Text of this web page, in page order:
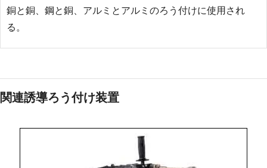
銅と銅、鋼と銅、アルミとアルミのろう付けに使用され
る。
関連誘導ろう付け装置